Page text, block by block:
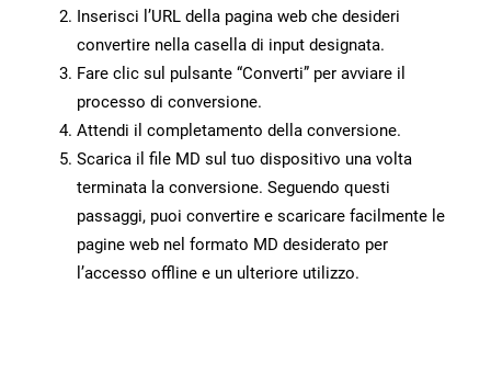
Inserisci l’URL della pagina web che desideri
convertire nella casella di input designata.
Fare clic sul pulsante “Converti” per avviare il
processo di conversione.
Attendi il completamento della conversione.
Scarica il file MD sul tuo dispositivo una volta
terminata la conversione. Seguendo questi
passaggi, puoi convertire e scaricare facilmente le
pagine web nel formato MD desiderato per
l’accesso offline e un ulteriore utilizzo.